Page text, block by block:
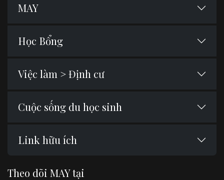
MAY
Học Bổng
Việc làm > Định cư
Cuộc sống du học sinh
Link hữu ích
Theo dõi MAY tại